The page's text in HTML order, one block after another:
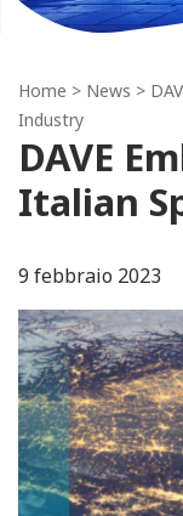
Home > News >
Industry
DAVE
Italian
9 febbraio 2023